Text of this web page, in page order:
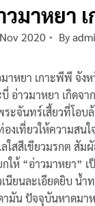
วมาหยา
2020 By
าหยา เกาะพีพี จัง
อ่าวมาหยา เกิดจ
ะจันทร์เสี้ยวที่โอบ
งเที่ยวให้ความสน
ใสสีเขียวมรกต สัม
ให้ “อ่าวมาหยา”
นียนละเอียดยิบ น้ำ
ามัน ปัจจุบันหาดมา